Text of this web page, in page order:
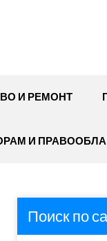
И РЕМОНТ
И
Поиск по